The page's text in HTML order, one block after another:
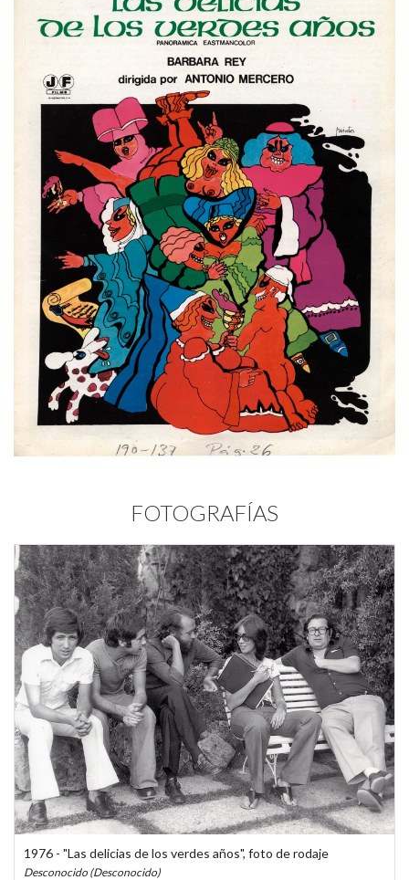
FOTOGRAFÍAS
1976 - "Las delicias de los verdes años", foto de rodaje
Desconocido (Desconocido)